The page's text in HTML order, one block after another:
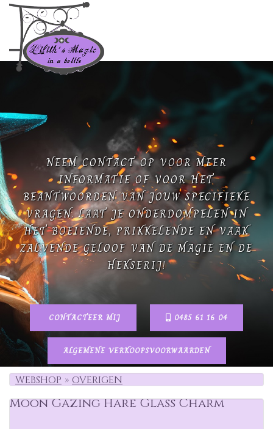
NEEM CONTACT OP VOOR MEER
INFORMATIE OF VOOR HET
BEANTWOORDEN VAN JOUW SPECIFIEKE
VRAGEN. LAAT JE ONDERDOMPELEN IN
HET BOEIENDE, PRIKKELENDE EN VAAK
ZALVENDE GELOOF VAN DE MAGIE EN DE
HEKSERIJ!
CONTACTEER MIJ 0485 61 16 04
ALGEMENE VERKOOPSVOORWAARDEN
WEBSHOP OVERIGEN
Moon Gazing Hare Glass Charm